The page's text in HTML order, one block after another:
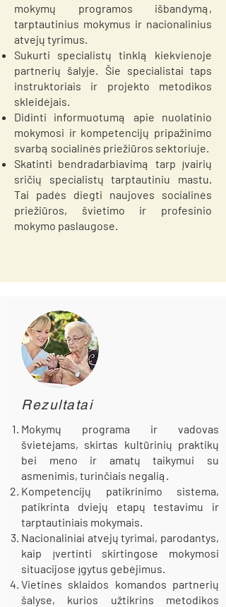
mokymų programos išbandymą,
tarptautinius mokymus ir nacionalinius
atvejų tyrimus.
Sukurti specialistų tinklą kiekvienoje
partnerių šalyje. Šie specialistai taps
instruktoriais ir projekto metodikos
skleidėjais.
Didinti informuotumą apie nuolatinio
mokymosi ir kompetencijų pripažinimo
svarbą socialinės priežiūros sektoriuje.
Skatinti bendradarbiavimą tarp įvairių
sričių specialistų tarptautiniu mastu.
Tai padės diegti naujoves socialinės
priežiūros, švietimo ir profesinio
mokymo paslaugose.
Rezultatai
Mokymų programa ir vadovas
švietėjams, skirtas kultūrinių praktikų
bei meno ir amatų taikymui su
asmenimis, turinčiais negalią.
Kompetencijų patikrinimo sistema,
patikrinta dviejų etapų testavimu ir
tarptautiniais mokymais.
Nacionaliniai atvejų tyrimai, parodantys,
kaip įvertinti skirtingose mokymosi
situacijose įgytus gebėjimus.
Vietinės sklaidos komandos partnerių
šalyse, kurios užtikrins metodikos